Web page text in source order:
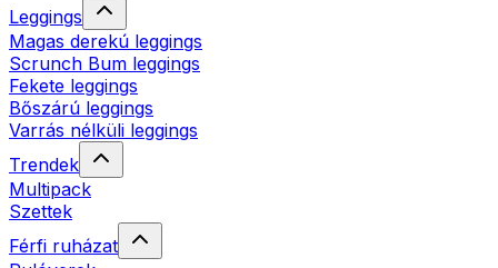
Leggings
Magas derekú leggings
Scrunch Bum leggings
Fekete leggings
Bőszárú leggings
Varrás nélküli leggings
Trendek
Multipack
Szettek
Férfi ruházat